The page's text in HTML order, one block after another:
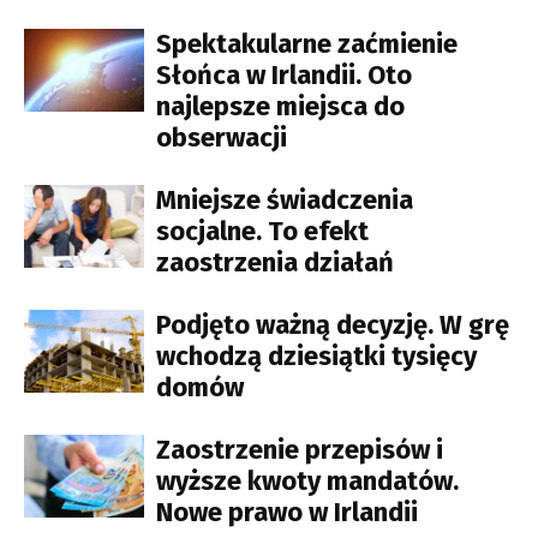
Spektakularne zaćmienie
Słońca w Irlandii. Oto
najlepsze miejsca do
obserwacji
Mniejsze świadczenia
socjalne. To efekt
zaostrzenia działań
Podjęto ważną decyzję. W grę
wchodzą dziesiątki tysięcy
domów
Zaostrzenie przepisów i
wyższe kwoty mandatów.
Nowe prawo w Irlandii